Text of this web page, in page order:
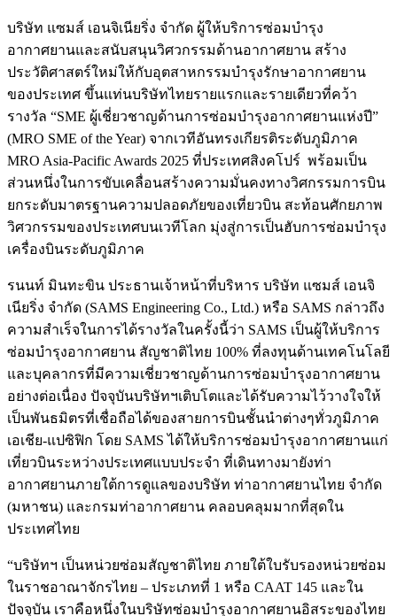
บริษัท แซมส์ เอนจิเนียริ่ง จำกัด ผู้ให้บริการซ่อมบำรุง
อากาศยานและสนับสนุนวิศวกรรมด้านอากาศยาน สร้าง
ประวัติศาสตร์ใหม่ให้กับอุตสาหกรรมบำรุงรักษาอากาศยาน
ของประเทศ ขึ้นแท่นบริษัทไทยรายแรกและรายเดียวที่คว้า
รางวัล “SME ผู้เชี่ยวชาญด้านการซ่อมบำรุงอากาศยานแห่งปี”
(MRO SME of the Year) จากเวทีอันทรงเกียรติระดับภูมิภาค
MRO Asia-Pacific Awards 2025 ที่ประเทศสิงคโปร์ พร้อมเป็น
ส่วนหนึ่งในการขับเคลื่อนสร้างความมั่นคงทางวิศกรรมการบิน
ยกระดับมาตรฐานความปลอดภัยของเที่ยวบิน สะท้อนศักยภาพ
วิศวกรรมของประเทศบนเวทีโลก มุ่งสู่การเป็นฮับการซ่อมบำรุง
เครื่องบินระดับภูมิภาค
รนนท์ มินทะขิน ประธานเจ้าหน้าที่บริหาร บริษัท แซมส์ เอนจิ
เนียริ่ง จำกัด (SAMS Engineering Co., Ltd.) หรือ SAMS กล่าวถึง
ความสำเร็จในการได้รางวัลในครั้งนี้ว่า SAMS เป็นผู้ให้บริการ
ซ่อมบำรุงอากาศยาน สัญชาติไทย 100% ที่ลงทุนด้านเทคโนโลยี
และบุคลากรที่มีความเชี่ยวชาญด้านการซ่อมบำรุงอากาศยาน
อย่างต่อเนื่อง ปัจจุบันบริษัทฯเติบโตและได้รับความไว้วางใจให้
เป็นพันธมิตรที่เชื่อถือได้ของสายการบินชั้นนำต่างๆทั่วภูมิภาค
เอเชีย-แปซิฟิก โดย SAMS ได้ให้บริการซ่อมบำรุงอากาศยานแก่
เที่ยวบินระหว่างประเทศแบบประจำ ที่เดินทางมายังท่า
อากาศยานภายใต้การดูแลของบริษัท ท่าอากาศยานไทย จำกัด
(มหาชน) และกรมท่าอากาศยาน คลอบคลุมมากที่สุดใน
ประเทศไทย
“บริษัทฯ เป็นหน่วยซ่อมสัญชาติไทย ภายใต้ใบรับรองหน่วยซ่อม
ในราชอาณาจักรไทย – ประเภทที่ 1 หรือ CAAT 145 และใน
ปัจจุบัน เราคือหนึ่งในบริษัทซ่อมบำรุงอากาศยานอิสระของไทย